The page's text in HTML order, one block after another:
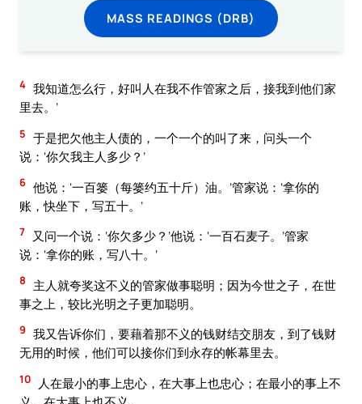
MASS READINGS (DRB)
4 我知道怎么行，好叫人在我不作管家之后，接我到他们家
里去。’
5 于是把欠他主人债的，一个一个的叫了来，问头一个
说：‘你欠我主人多少？’
6 他说：‘一百篓（每篓约五十斤）油。’管家说：‘拿你的
账，快坐下，写五十。’
7
又问一个说：‘你欠多少？’他说：‘一百石麦子。’管家
说：‘拿你的账，写八十。’
8
主人就夸奖这不义的管家做事聪明；因为今世之子，在世
事之上，较比光明之子更加聪明。
9 我又告诉你们，要藉着那不义的钱财结交朋友，到了钱财
无用的时候，他们可以接你们到永存的帐幕里去。
10
人在最小的事上忠心，在大事上也忠心；在最小的事上不